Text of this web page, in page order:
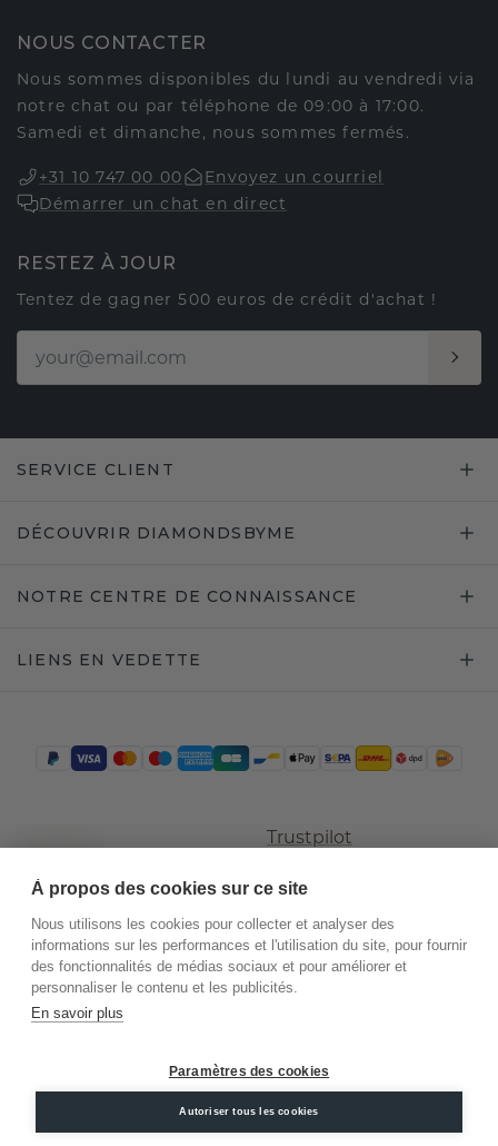
NOUS CONTACTER
Nous sommes disponibles du lundi au vendredi via
notre chat ou par téléphone de 09:00 à 17:00.
Samedi et dimanche, nous sommes fermés.
+31 10 747 00 00
Envoyez un courriel
Démarrer un chat en direct
RESTEZ À JOUR
Tentez de gagner 500 euros de crédit d'achat !
SERVICE CLIENT
DÉCOUVRIR DIAMONDSBYME
NOTRE CENTRE DE CONNAISSANCE
LIENS EN VEDETTE
Trustpilot
.DiamondsByMe
Conditions
Confidentialité
Mentions
À propos des cookies sur ce site
Nous utilisons les cookies pour collecter et analyser des
informations sur les performances et l'utilisation du site, pour fournir
des fonctionnalités de médias sociaux et pour améliorer et
personnaliser le contenu et les publicités.
En savoir plus
Paramètres des cookies
Autoriser tous les cookies